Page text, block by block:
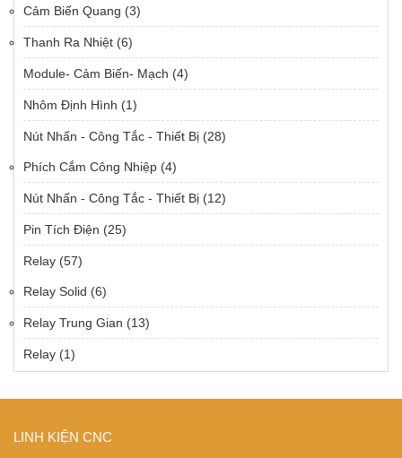
Cảm Biến Quang (3)
Thanh Ra Nhiệt (6)
Module- Cảm Biến- Mạch (4)
Nhôm Định Hình (1)
Nút Nhấn - Công Tắc - Thiết Bị (28)
Phích Cắm Công Nhiệp (4)
Nút Nhấn - Công Tắc - Thiết Bị (12)
Pin Tích Điện (25)
Relay (57)
Relay Solid (6)
Relay Trung Gian (13)
Relay (1)
LINH KIỆN CNC